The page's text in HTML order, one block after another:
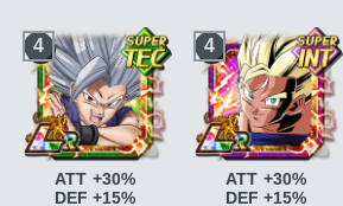
Race saiyan
ATT
+5%
Race saiyanATT
+10%
Combat acharnéATT
+15%
Combat acharnéATT
+20%
Pouvoir
légendaireATT
Race saiyan
ATT
+10%
Combat acharnéATT
+15%
Combat acharnéATT
+20%
Pouvoir
légendaireATT
+10% si ATT SP
Pouvoir
4
ATT +30%
DEF +15%
4
ATT +30%
DEF +15%